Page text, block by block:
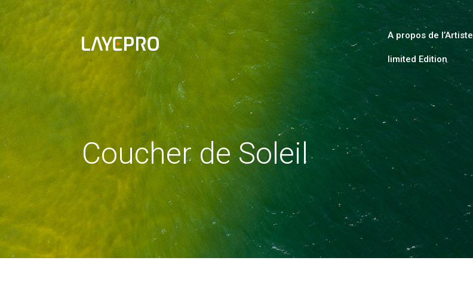
A propos de l’Artiste
limited Edition
Coucher de Soleil
HOME
ABOUT
COLLECTIONS
SHOP
LOCAL STORES
PAGES
CONTACT